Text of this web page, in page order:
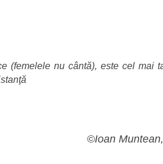
(femelele nu cântă), este cel mai
©Ioan